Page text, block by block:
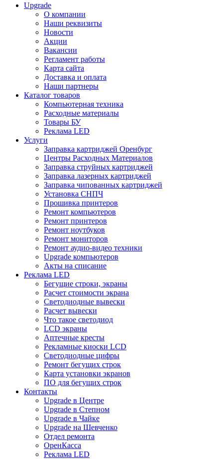
Upgrade
О компании
Наши реквизиты
Новости
Акции
Вакансии
Регламент работы
Карта сайта
Доставка и оплата
Наши партнеры
Каталог товаров
Компьютерная техника
Расходные материалы
Товары БУ
Реклама LED
Услуги
Заправка картриджей Оренбург
Центры Расходных Материалов
Заправка струйных картриджей
Заправка лазерных картриджей
Заправка чипованных картриджей
Установка СНПЧ
Прошивка принтеров
Ремонт компьютеров
Ремонт принтеров
Ремонт ноутбуков
Ремонт мониторов
Ремонт аудио-видео техники
Upgrade компьютеров
Акты на списание
Реклама LED
Бегущие строки, экраны
Расчет стоимости экрана
Светодиодные вывески
Расчет вывески
Что такое светодиод
LCD экраны
Аптечные кресты
Рекламные киоски LCD
Светодиодные цифры
Ремонт бегущих строк
Карта установки экранов
ПО для бегущих строк
Контакты
Upgrade в Центре
Upgrade в Степном
Upgrade в Чайке
Upgrade на Шевченко
Отдел ремонта
ОренКасса
Реклама LED